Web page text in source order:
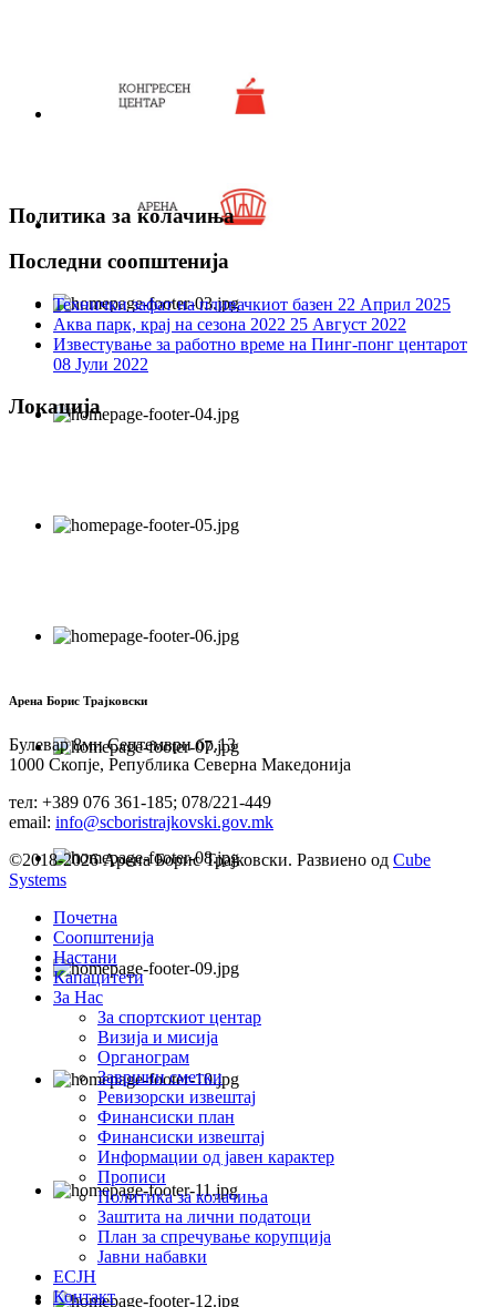
Политика за колачиња
Последни соопштенија
Технички зафат на пливачкиот базен 22 Април 2025
Аква парк, крај на сезона 2022 25 Август 2022
Известување за работно време на Пинг-понг центарот
08 Јули 2022
Локација
Арена Борис Трајковски
Булевар 8ми Септември бр.13
1000 Скопје, Република Северна Македонија
тел: +389 076 361-185; 078/221-449
email: info@scboristrajkovski.gov.mk
©2018-2026 Арена Борис Трајковски. Развиено од Cube
Systems
Почетна
Соопштенија
Настани
Капацитети
За Нас
За спортскиот центар
Визија и мисија
Органограм
Завршни сметки
Ревизорски извештај
Финансиски план
Финансиски извештај
Информации од јавен карактер
Прописи
Политика за колачиња
Заштита на лични податоци
План за спречување корупција
Јавни набавки
ЕСЈН
Контакт